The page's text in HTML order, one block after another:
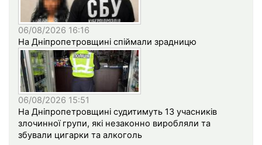
06/08/2026 16:16
На Дніпропетровщині спіймали зрадницю
06/08/2026 15:51
На Дніпропетровщині судитимуть 13 учасників
злочинної групи, які незаконно виробляли та
збували цигарки та алкоголь